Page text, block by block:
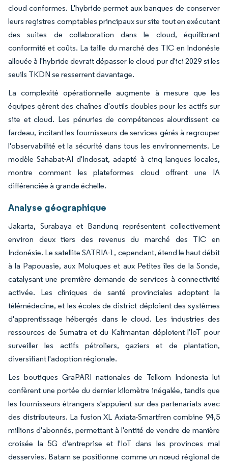
cloud conformes. L'hybride permet aux banques de conserver
leurs registres comptables principaux sur site tout en exécutant
des suites de collaboration dans le cloud, équilibrant
conformité et coûts. La taille du marché des TIC en Indonésie
allouée à l'hybride devrait dépasser le cloud pur d'ici 2029 si les
seuils TKDN se resserrent davantage.
La complexité opérationnelle augmente à mesure que les
équipes gèrent des chaînes d'outils doubles pour les actifs sur
site et cloud. Les pénuries de compétences alourdissent ce
fardeau, incitant les fournisseurs de services gérés à regrouper
l'observabilité et la sécurité dans tous les environnements. Le
modèle Sahabat-AI d'Indosat, adapté à cinq langues locales,
montre comment les plateformes cloud offrent une IA
différenciée à grande échelle.
Analyse géographique
Jakarta, Surabaya et Bandung représentent collectivement
environ deux tiers des revenus du marché des TIC en
Indonésie. Le satellite SATRIA-1, cependant, étend le haut débit
à la Papouasie, aux Moluques et aux Petites îles de la Sonde,
catalysant une première demande de services à connectivité
activée. Les cliniques de santé provinciales adoptent la
télémédecine, et les écoles de district déploient des systèmes
d'apprentissage hébergés dans le cloud. Les industries des
ressources de Sumatra et du Kalimantan déploient l'IoT pour
surveiller les actifs pétroliers, gaziers et de plantation,
diversifiant l'adoption régionale.
Les boutiques GraPARI nationales de Telkom Indonesia lui
confèrent une portée du dernier kilomètre inégalée, tandis que
les fournisseurs étrangers s'appuient sur des partenariats avec
des distributeurs. La fusion XL Axiata-Smartfren combine 94,5
millions d'abonnés, permettant à l'entité de vendre de manière
croisée la 5G d'entreprise et l'IoT dans les provinces mal
desservies. Batam se positionne comme un nœud régional de